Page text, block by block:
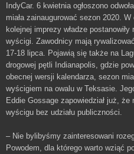
IndyCar. 6 kwietnia ogłoszono
miała zainaugurować sezon 2020.
kolejnej imprezy władze
wyścigi. Zawodnicy mają
17-18 lipca. Pojawią się także na
drogowej pętli Indianapolis, gdzie
obecnej wersji kalendarza, sezon
wyścigiem na owalu w Teksasie.
Eddie Gossage zapowiedział już,
wyścigu bez udziału publiczności.
– Nie bylibyśmy zainteresowani
Powodem, dla którego warto wziąć